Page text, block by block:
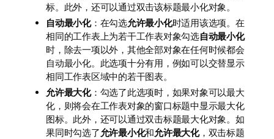
标。此外，还可以通过双击该标题最小化对象。
自动最小化：在勾选允许最小化时适用该选项。在
相同的工作表上为若干工作表对象勾选自动最小化
时，除去一项以外，其他全部对象在任何时候都会
自动最小化。此选项十分有用，例如可以交替显示
相同工作表区域中的若干图表。
允许最大化：勾选了此选项时，如果对象可以最大
化，则将会在工作表对象的窗口标题中显示最大化
图标。此外，还可以通过双击标题最大化对象。如
果同时勾选了 允许最小化和允许最大化，双击标题